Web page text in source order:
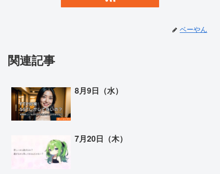
ベーやん
関連記事
8月9日（水）
7月20日（木）